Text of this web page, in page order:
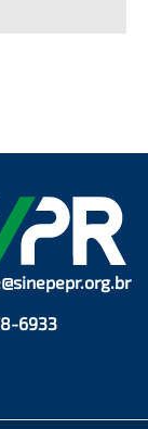
6933